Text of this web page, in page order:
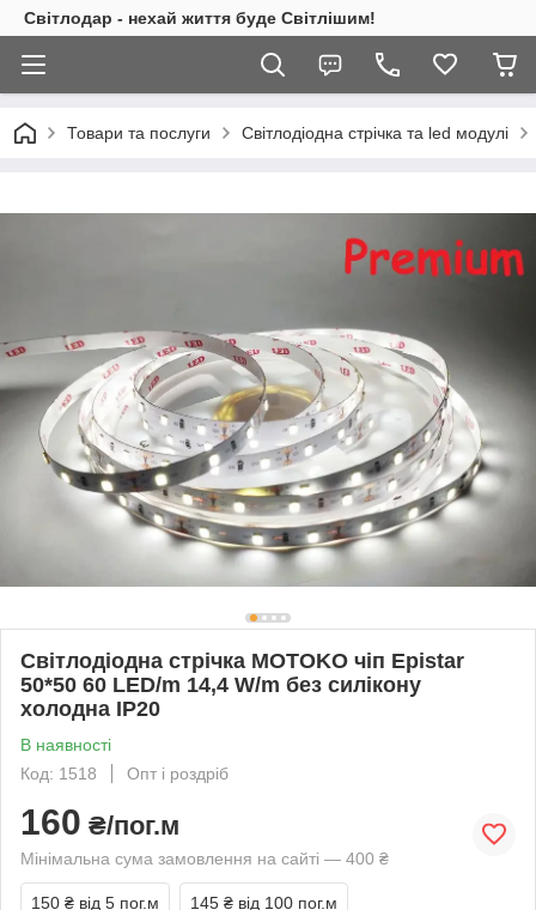
Світлодар - нехай життя буде Світлішим!
Товари та послуги Світлодіодна стрічка та led модулі
Світлодіодна стрічка MOTOKO чіп Epistar
50*50 60 LED/m 14,4 W/m без силікону
холодна IP20
В наявності
Код: 1518
Опт і роздріб
160 ₴/пог.м
Мінімальна сума замовлення на сайті — 400 ₴
150 ₴ від 5 пог.м 145 ₴ від 100 пог.м